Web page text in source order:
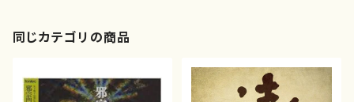
同じカテゴリの商品